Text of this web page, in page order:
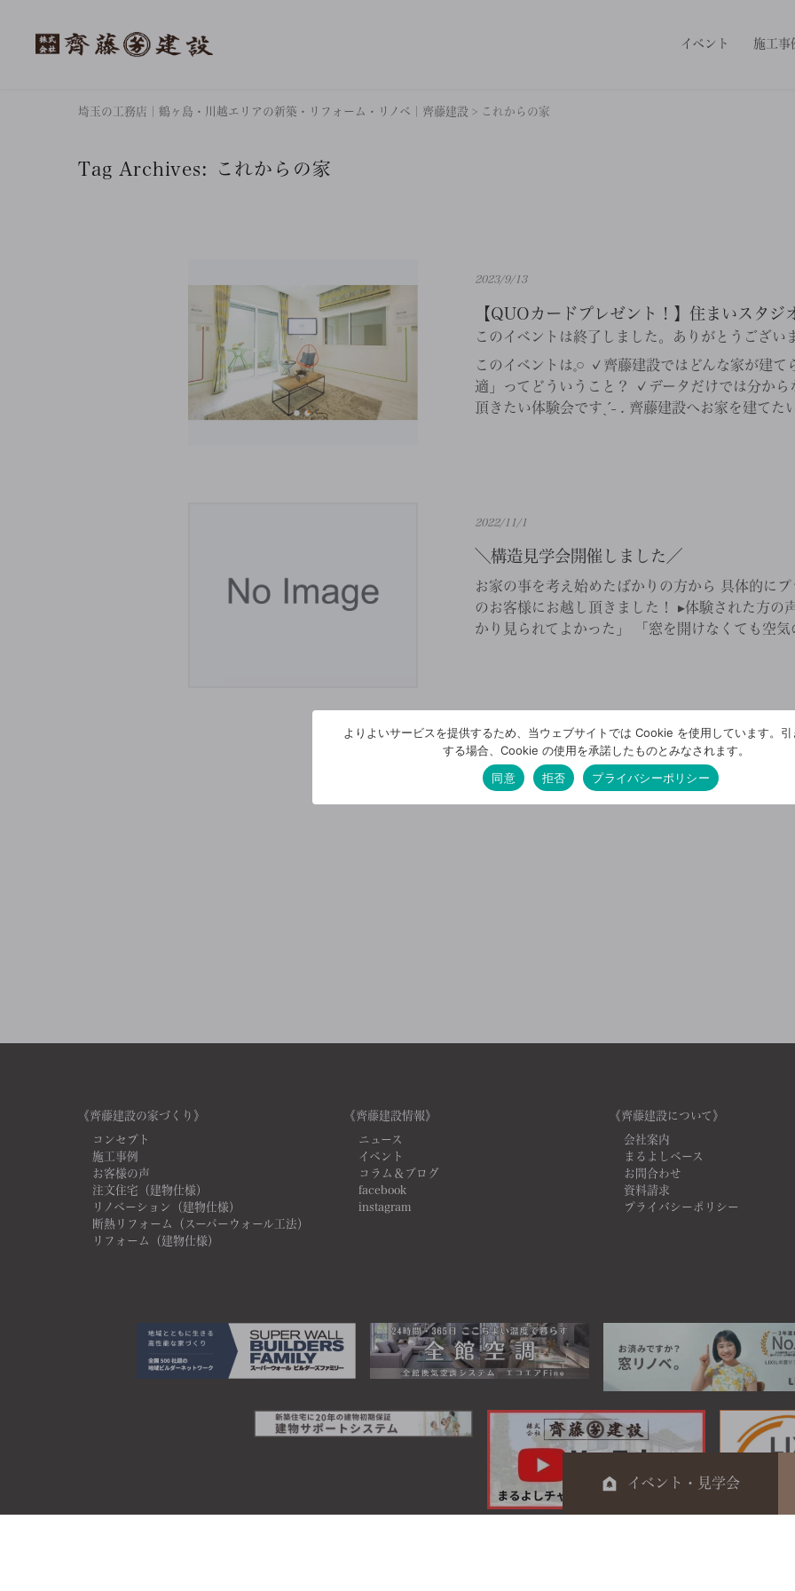
イベント 施工事
埼玉の工務店｜鶴ヶ島・川越エリアの新築・リフォーム・リノベ｜齊藤建設 > これからの家
Tag Archives: これからの家
2023/9/13
【QUOカードプレゼント！】住まいスタジ
このイベントは終了しました。ありがとうござい
このイベントは𓈒𓏸 ✓齊藤建設ではどんな家が建
適」ってどういうこと？ ✓データだけでは分から
頂きたい体験会ですˎˊ˗ . 齊藤建設へお家を建て
2022/11/1
＼構造見学会開催しました／
お家の事を考え始めたばかりの方から 具体的に
のお客様にお越し頂きました！ ▸体験された方の
かり見られてよかった」 「窓を開けなくても空
《齊藤建設の家づくり》
コンセプト
施工事例
お客様の声
注文住宅（建物仕様）
リノベーション（建物仕様）
断熱リフォーム（スーパーウォール工法）
リフォーム（建物仕様）
《齊藤建設情報》
ニュース
イベント
コラム＆ブログ
facebook
instagram
《齊藤建設について》
会社案内
まるよしベース
お問合わせ
資料請求
プライバシーポリシー
イベント・見学会
よりよいサービスを提供するため、当ウェブサイトでは Cookie を使用しています。引
する場合、Cookie の使用を承諾したものとみなされます。
同意
拒否 プライバシーポリシー